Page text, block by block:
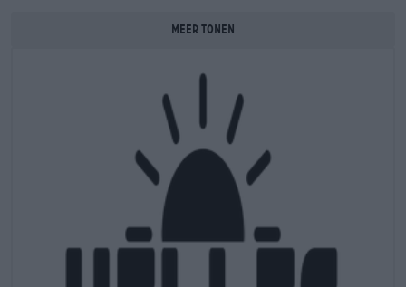
Tsjechische Pilsner: het light bier was minder bitter, iets
MEER TONEN